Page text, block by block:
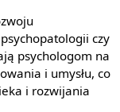
czy
psychologom na
i umysłu, co
i rozwijania